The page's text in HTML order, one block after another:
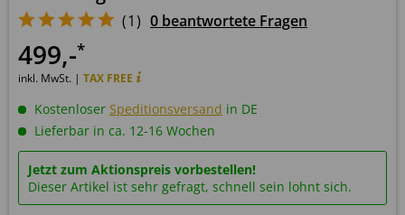
(1) 0 beantwortete Fragen
499,-*
inkl. MwSt. | TAX FREE
Kostenloser Speditionsversand in DE
Lieferbar in ca. 12-16 Wochen
Jetzt zum Aktionspreis vorbestellen!
Dieser Artikel ist sehr gefragt, schnell sein lohnt sich.